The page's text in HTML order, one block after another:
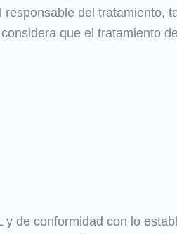
del tratamiento,
que el tratamiento
de conformidad con lo